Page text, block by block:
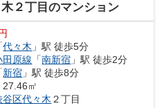
２丁目のマンション
代々木 」駅 徒歩5分
田原線 「南新宿 」駅 徒歩2分
新宿 」駅 徒歩8分
㎡
谷区代々木 ２丁目